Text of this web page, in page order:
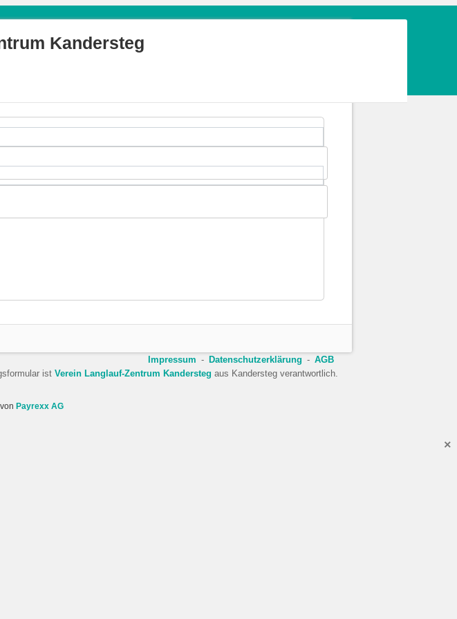
Kandersteg
Impressum Datenschutzerklärung
AGB
ist Verein Langlauf-Zentrum Kandersteg aus Kandersteg verantwortlich.
Payrexx AG
×